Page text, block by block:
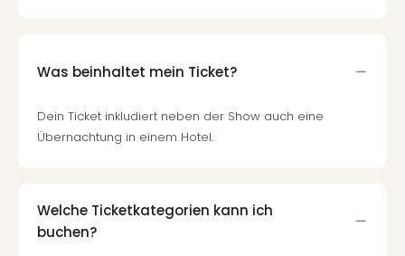
Was beinhaltet mein Ticket?
Dein Ticket inkludiert neben der Show auch eine
Übernachtung in einem Hotel.
Welche Ticketkategorien kann ich
buchen?